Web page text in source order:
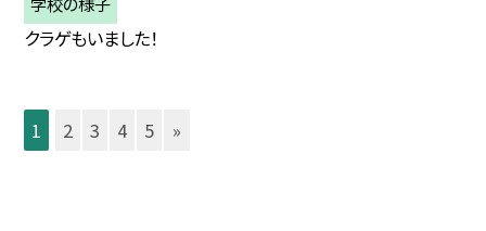
クラゲもいました！
1 2 3 4 5 »